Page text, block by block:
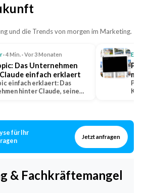
und die Trends von morgen im Marketing.
· 4 Min. · Vor 3 Monaten
Das Unternehmen
einfach erklaert
einfach erklaert: Das
hinter Claude, seine
mit
KI-
für Ihr
Jetzt anfragen
& Fachkräftemangel